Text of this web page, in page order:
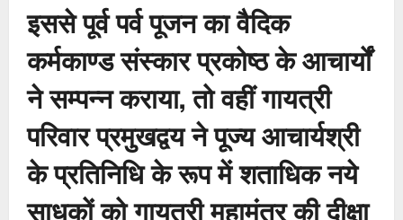
इससे पूर्व पर्व पूजन का वैदिक
कर्मकाण्ड संस्कार प्रकोष्ठ के आचार्यों
ने सम्पन्न कराया, तो वहीं गायत्री
परिवार प्रमुखद्वय ने पूज्य आचार्यश्री
के प्रतिनिधि के रूप में शताधिक नये
साधकों को गायत्री महामंत्र की दीक्षा